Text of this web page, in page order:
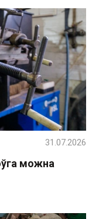
можна
31.07.2026